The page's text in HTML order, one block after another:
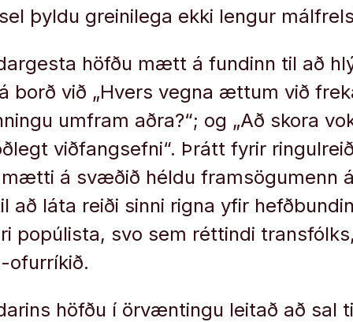
þyldu greinilega ekki lengur
höfðu mætt á fundinn til að
borð við „Hvers vegna ættum við
umfram aðra?“; og „Að skora
viðfangsefni“. Þrátt fyrir
á svæðið héldu framsögumenn
að láta reiði sinni rigna yfir hefðbundin
popúlista, svo sem réttindi transfólks,
ofurríkið.
höfðu í örvæntingu leitað að sal